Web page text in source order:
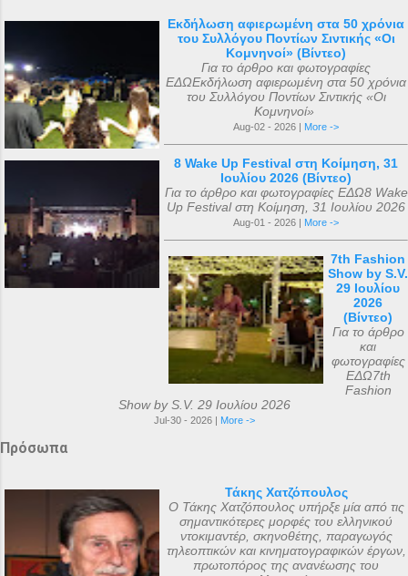
Εκδήλωση αφιερωμένη στα 50 χρόνια
του Συλλόγου Ποντίων Σιντικής «Οι
Κομνηνοί» (Βίντεο)
Για το άρθρο και φωτογραφίες
ΕΔΩΕκδήλωση αφιερωμένη στα 50 χρόνια
του Συλλόγου Ποντίων Σιντικής «Οι
Κομνηνοί»
Aug-02 - 2026 | More ->
8 Wake Up Festival στη Κοίμηση, 31
Ιουλίου 2026 (Βίντεο)
Για το άρθρο και φωτογραφίες ΕΔΩ8 Wake
Up Festival στη Κοίμηση, 31 Ιουλίου 2026
Aug-01 - 2026 | More ->
7th Fashion
Show by S.V.
29 Ιουλίου
2026
(Βίντεο)
Για το άρθρο
και
φωτογραφίες
ΕΔΩ7th
Fashion
Show by S.V. 29 Ιουλίου 2026
Jul-30 - 2026 | More ->
Πρόσωπα
Τάκης Χατζόπουλος
Ο Τάκης Χατζόπουλος υπήρξε μία από τις
σημαντικότερες μορφές του ελληνικού
ντοκιμαντέρ, σκηνοθέτης, παραγωγός
τηλεοπτικών και κινηματογραφικών έργων,
πρωτοπόρος της ανανέωσης του